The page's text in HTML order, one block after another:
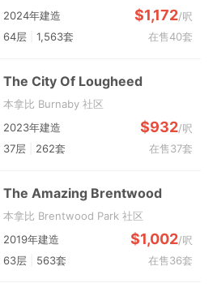
2024年建造
$1,172/呎
64层
1,563套 在售40套
The City Of Lougheed
本拿比 Burnaby 社区
2023年建造
$932/呎
37层
262套 在售37套
The Amazing Brentwood
本拿比 Brentwood Park 社区
2019年建造
$1,002/呎
63层
563套 在售36套